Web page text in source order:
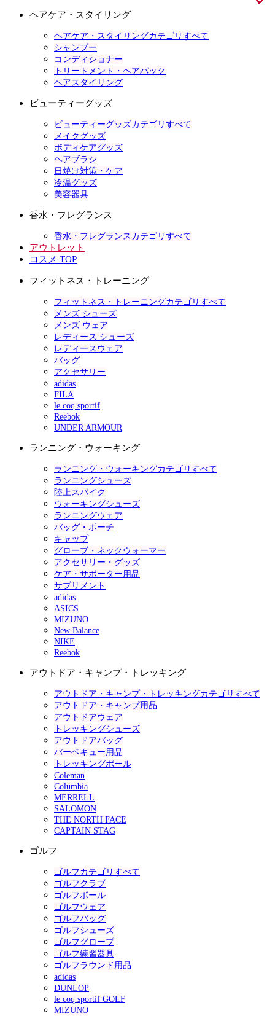
ヘアケア・スタイリング
ヘアケア・スタイリングカテゴリすべて
シャンプー
コンディショナー
トリートメント・ヘアパック
ヘアスタイリング
ビューティーグッズ
ビューティーグッズカテゴリすべて
メイクグッズ
ボディケアグッズ
ヘアブラシ
日焼け対策・ケア
冷温グッズ
美容器具
香水・フレグランス
香水・フレグランスカテゴリすべて
アウトレット
コスメ TOP
フィットネス・トレーニング
フィットネス・トレーニングカテゴリすべて
メンズ シューズ
メンズ ウェア
レディース シューズ
レディースウェア
バッグ
アクセサリー
adidas
FILA
le coq sportif
Reebok
UNDER ARMOUR
ランニング・ウォーキング
ランニング・ウォーキングカテゴリすべて
ランニングシューズ
陸上スパイク
ウォーキングシューズ
ランニングウェア
バッグ・ポーチ
キャップ
グローブ・ネックウォーマー
アクセサリー・グッズ
ケア・サポーター用品
サプリメント
adidas
ASICS
MIZUNO
New Balance
NIKE
Reebok
アウトドア・キャンプ・トレッキング
アウトドア・キャンプ・トレッキングカテゴリすべて
アウトドア・キャンプ用品
アウトドアウェア
トレッキングシューズ
アウトドアバッグ
バーベキュー用品
トレッキングポール
Coleman
Columbia
MERRELL
SALOMON
THE NORTH FACE
CAPTAIN STAG
ゴルフ
ゴルフカテゴリすべて
ゴルフクラブ
ゴルフボール
ゴルフウェア
ゴルフバッグ
ゴルフシューズ
ゴルフグローブ
ゴルフ練習器具
ゴルフラウンド用品
adidas
DUNLOP
le coq sportif GOLF
MIZUNO